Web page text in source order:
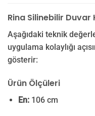
Rina Silinebilir Duvar
Aşağıdaki teknik
uygulama kolaylığı
gösterir:
Ürün Ölçüleri
En:106 cm